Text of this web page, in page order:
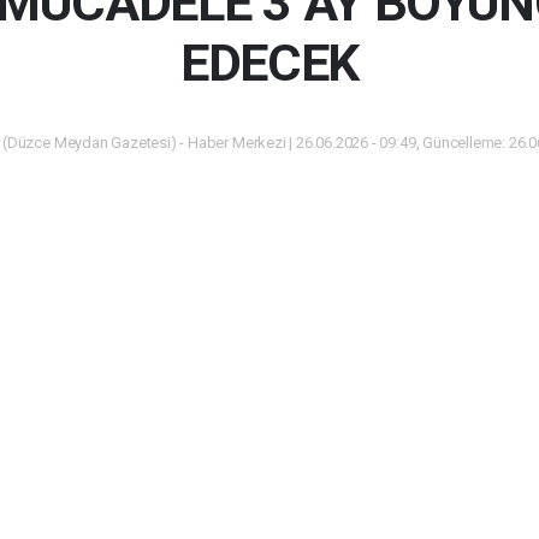
EDECEK
(Düzce Meydan Gazetesi) - Haber Merkezi | 26.06.2026 - 09:49, Güncelleme: